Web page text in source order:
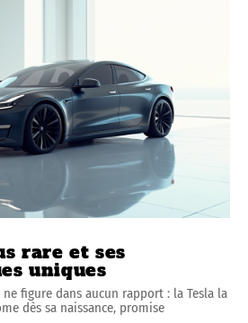
rare et ses
uniques
figure dans aucun rapport : la Tesla la
dès sa naissance, promise